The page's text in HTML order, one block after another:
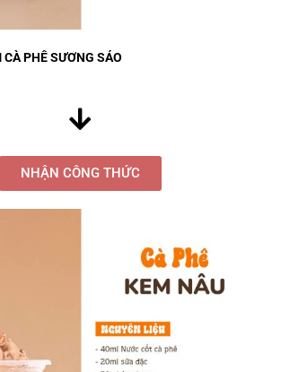
PHÊ SƯƠNG SÁO
NHẬN CÔNG THỨC